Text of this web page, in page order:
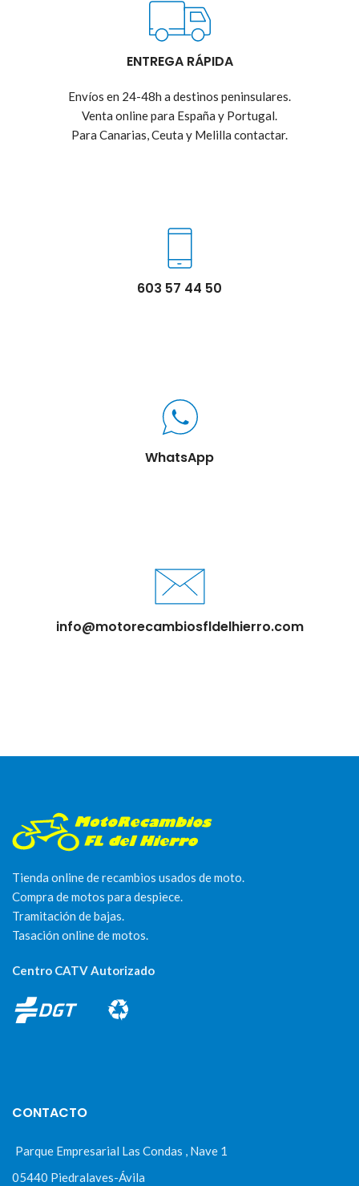
ENTREGA RÁPIDA
Envíos en 24-48h a destinos peninsulares.
Venta online para España y Portugal.
Para Canarias, Ceuta y Melilla contactar.
603 57 44 50
WhatsApp
info@motorecambiosfldelhierro.com
Tienda online de recambios usados de moto.
Compra de motos para despiece.
Tramitación de bajas.
Tasación online de motos.
Centro CATV Autorizado
CONTACTO
Parque Empresarial Las Condas , Nave 1
05440 Piedralaves-Ávila